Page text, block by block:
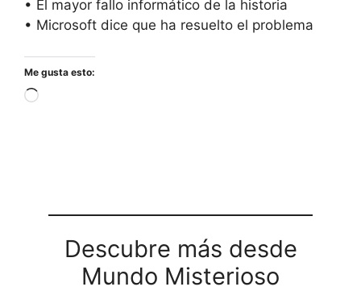
• El mayor fallo informático de la historia
• Microsoft dice que ha resuelto el problema
Me gusta esto:
Cargando...
Descubre más desde
Mundo Misterioso